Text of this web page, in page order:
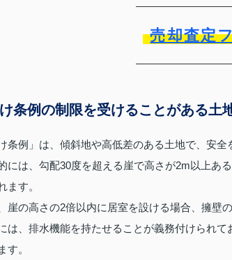
売却査定
条例の制限を受けることがある土
け条例」は、傾斜地や高低差のある土地で、安
には、勾配30度を超える崖で高さが2m以上あ
ます。
崖の高さの2倍以内に居室を設ける場合、擁壁
は、排水機能を持たせることが義務付けられ
す。